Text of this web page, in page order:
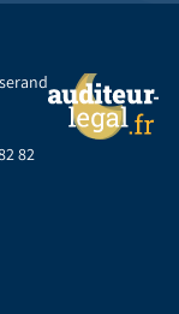
82